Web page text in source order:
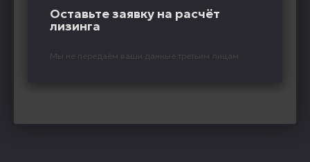
Оставьте заявку на расчёт
лизинга
Мы не передаём ваши данные третьим лицам